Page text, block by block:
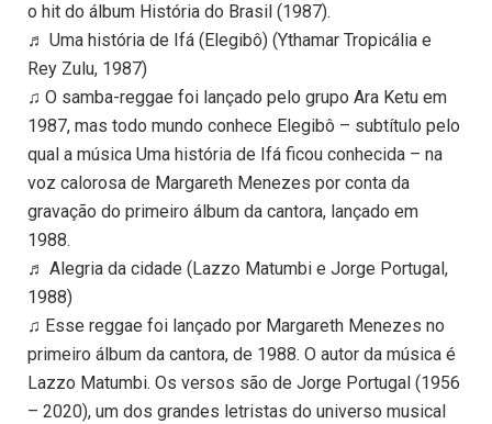
o hit do álbum História do Brasil (1987).
♬ Uma história de Ifá (Elegibô) (Ythamar Tropicália e
Rey Zulu, 1987)
♫ O samba-reggae foi lançado pelo grupo Ara Ketu em
1987, mas todo mundo conhece Elegibô – subtítulo pelo
qual a música Uma história de Ifá ficou conhecida – na
voz calorosa de Margareth Menezes por conta da
gravação do primeiro álbum da cantora, lançado em
1988.
♬ Alegria da cidade (Lazzo Matumbi e Jorge Portugal,
1988)
♫ Esse reggae foi lançado por Margareth Menezes no
primeiro álbum da cantora, de 1988. O autor da música é
Lazzo Matumbi. Os versos são de Jorge Portugal (1956
– 2020), um dos grandes letristas do universo musical